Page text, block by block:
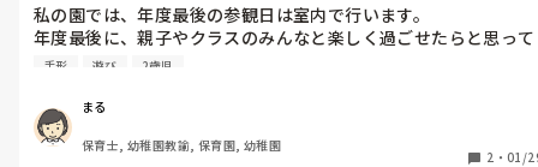
私の園では、年度最後の参観日は室内で行います。
年度最後に、親子やクラスのみんなと楽しく過ごせたらと思って
います。
いつも親子で作品を作ることが多く、紙粘土を使ったストラップ
や、手形アートなどを行ってきました。
手形 遊び 2歳児
まる
保育士, 幼稚園教諭, 保育園, 幼稚園
2 ・ 01/